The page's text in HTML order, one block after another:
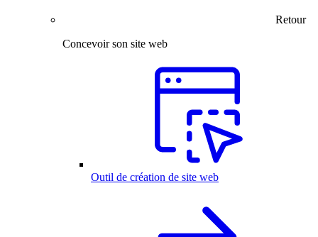
Retour
Concevoir son site web
Outil de création de site web